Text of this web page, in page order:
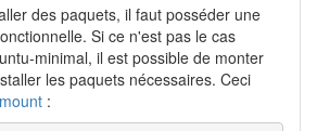
des paquets, il faut posséder une
Si ce n'est pas le cas
minimal, il est possible de monter
les paquets nécessaires. Ceci
: